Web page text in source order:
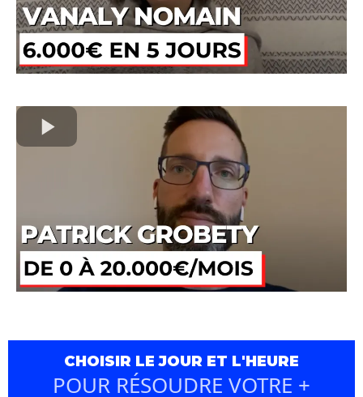
CHOISIR LE JOUR ET L'HEURE
POUR RÉSOUDRE VOTRE +